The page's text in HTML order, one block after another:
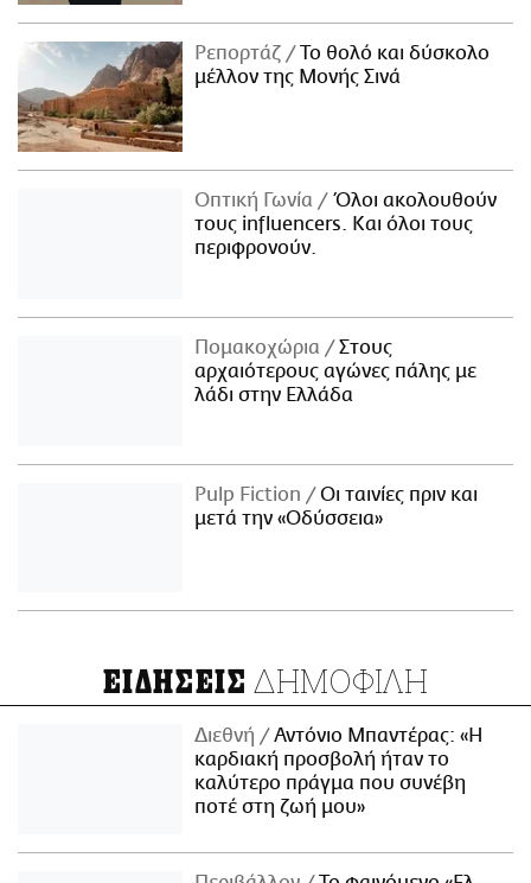
Ρεπορτάζ
Το θολό και δύσκολο
μέλλον της Μονής Σινά
Οπτική Γωνία
Όλοι ακολουθούν
τους influencers. Και όλοι τους
περιφρονούν.
Πομακοχώρια
Στους
αρχαιότερους αγώνες πάλης με
λάδι στην Ελλάδα
Pulp Fiction
Οι ταινίες πριν και
μετά την «Οδύσσεια»
ΕΙΔΗΣΕΙΣ ΔΗΜΟΦΙΛΗ
Διεθνή
Αντόνιο Μπαντέρας: «Η
καρδιακή προσβολή ήταν το
καλύτερο πράγμα που συνέβη
ποτέ στη ζωή μου»